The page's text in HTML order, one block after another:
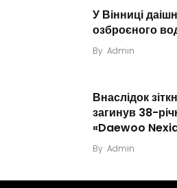
У Вінниці
озброєного
By Admin
Внаслідок
загинув 38-
«Daewoo
By Admin